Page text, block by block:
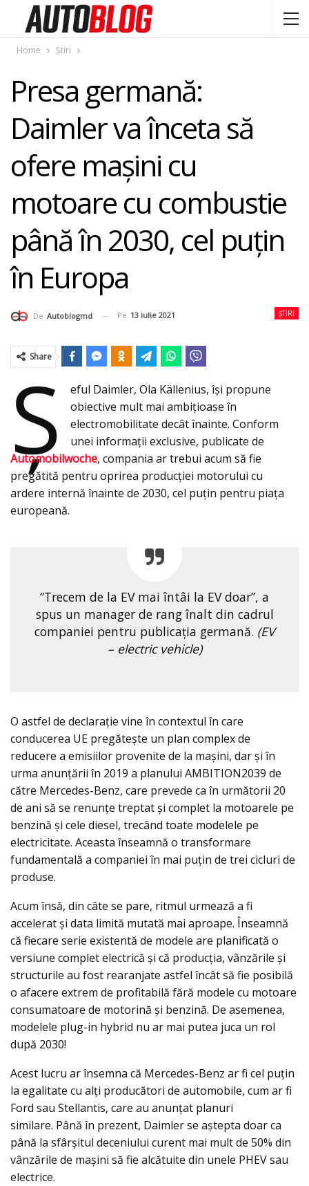
Home Știri
Presa germană:
Daimler va înceta să
ofere maşini cu
motoare cu combustie
până în 2030, cel puţin
în Europa
ȘTIRI
De Autoblogmd Pe 13 iulie 2021
Share
Ș
eful Daimler, Ola Källenius, își propune
obiective mult mai ambițioase în
electromobilitate decât înainte. Conform
unei informații exclusive, publicate de
Automobilwoche, compania ar trebui acum să fie
pregătită pentru oprirea producţiei motorului cu
ardere internă înainte de 2030, cel puţin pentru piaţa
europeană.
“Trecem de la EV mai întâi la EV doar”, a
spus un manager de rang înalt din cadrul
companiei pentru publicaţia germană. (EV
– electric vehicle)
O astfel de declaraţie vine în contextul în care
conducerea UE pregăteşte un plan complex de
reducere a emisiilor provenite de la maşini, dar şi în
urma anunțării în 2019 a planului AMBITION2039 de
către Mercedes-Benz, care prevede ca în următorii 20
de ani să se renunţe treptat şi complet la motoarele pe
benzină şi cele diesel, trecând toate modelele pe
electricitate. Aceasta înseamnă o transformare
fundamentală a companiei în mai puțin de trei cicluri de
produse.
Acum însă, din câte se pare, ritmul urmează a fi
accelerat şi data limită mutată mai aproape. Înseamnă
că fiecare serie existentă de modele are planificată o
versiune complet electrică și că producția, vânzările și
structurile au fost rearanjate astfel încât să fie posibilă
o afacere extrem de profitabilă fără modele cu motoare
consumatoare de motorină și benzină. De asemenea,
modelele plug-in hybrid nu ar mai putea juca un rol
după 2030!
Acest lucru ar însemna că Mercedes-Benz ar fi cel puțin
la egalitate cu alți producători de automobile, cum ar fi
Ford sau Stellantis, care au anunțat planuri
similare. Până în prezent, Daimler se aștepta doar ca
până la sfârșitul deceniului curent mai mult de 50% din
vânzările de mașini să fie alcătuite din unele PHEV sau
electrice.